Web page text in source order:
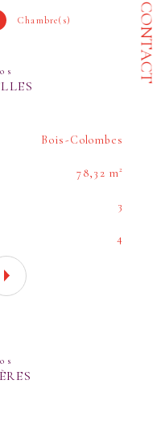
CONTACT
Chambre(s)
Bois-Colombes
78,32 m²
3
4